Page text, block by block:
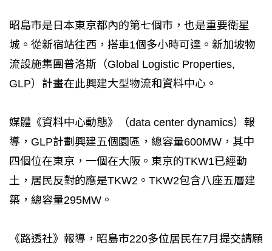
昭島市是日本東京都內的第七個市，也是重要衛星
城。從新宿站往西，搭車1個多小時可達。新加坡物
流設施集團普洛斯（Global Logistic Properties,
GLP）計畫在此興建大型物流和資料中心。
媒體《資料中心動態》（data center dynamics）報
導，GLP計劃興建五個園區，總容量600MW，其中
四個位在東京，一個在大阪。東京的TKW1已經動
土，居民反對的應是TKW2。TKW2包含八座五層建
築，總容量295MW。
《路透社》報導，昭島市220多位居民在7月提交請願